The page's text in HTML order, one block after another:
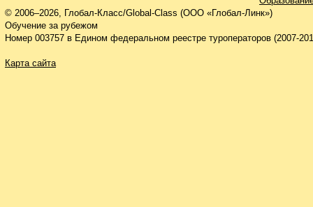
© 2006–2026, Глобал-Класс/Global-Class (ООО «Глобал-Линк»)
Обучение за рубежом
Номер 003757 в Едином федеральном реестре туроператоров (2007-
Карта сайта